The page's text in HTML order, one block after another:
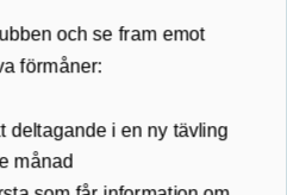
och se fram emot
förmåner:
deltagande i en ny tävling
månad